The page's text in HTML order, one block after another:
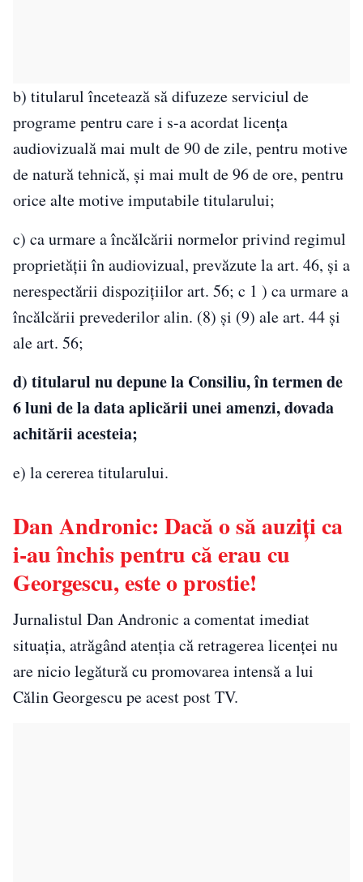
b) titularul încetează să difuzeze serviciul de
programe pentru care i s-a acordat licenţa
audiovizuală mai mult de 90 de zile, pentru motive
de natură tehnică, şi mai mult de 96 de ore, pentru
orice alte motive imputabile titularului;
c) ca urmare a încălcării normelor privind regimul
proprietăţii în audiovizual, prevăzute la art. 46, şi a
nerespectării dispoziţiilor art. 56; c 1 ) ca urmare a
încălcării prevederilor alin. (8) şi (9) ale art. 44 şi
ale art. 56;
d) titularul nu depune la Consiliu, în termen de
6 luni de la data aplicării unei amenzi, dovada
achitării acesteia;
e) la cererea titularului.
Dan Andronic: Dacă o să auziți ca
i-au închis pentru că erau cu
Georgescu, este o prostie!
Jurnalistul Dan Andronic a comentat imediat
situația, atrăgând atenția că retragerea licenței nu
are nicio legătură cu promovarea intensă a lui
Călin Georgescu pe acest post TV.